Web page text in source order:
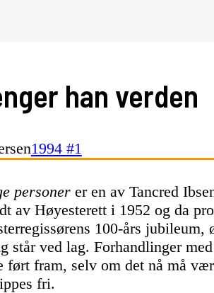
han verden
1994 #1
personer er en av Tancred
av Høyesterett i 1952 og da
100-års
står ved lag. Forhandlinger
ført fram, selv om det nå må
fri.